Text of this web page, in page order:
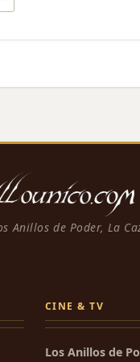
Anillos de Poder, La
CINE & TV
Los Anillos de